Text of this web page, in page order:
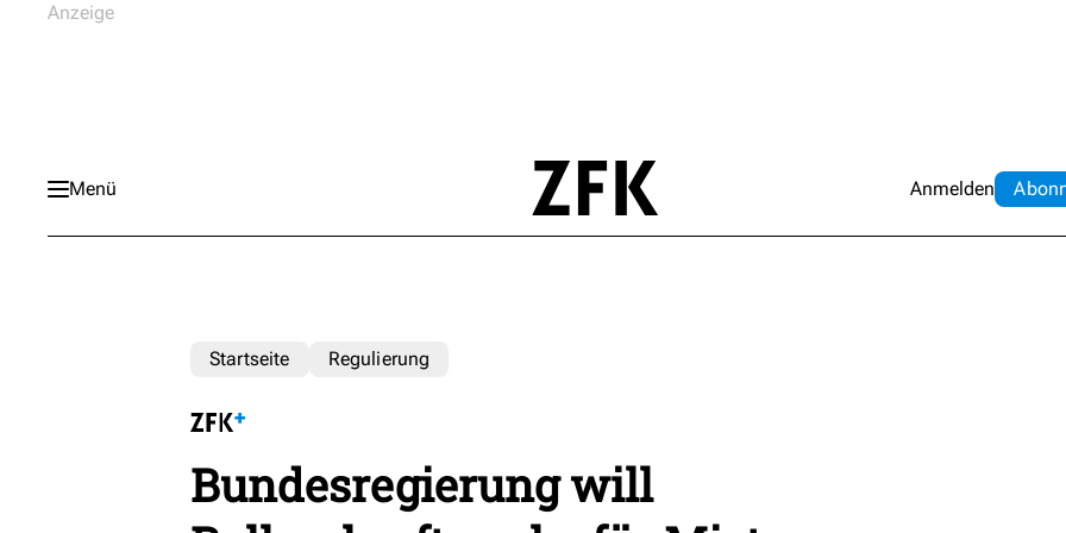
Menü Anmelden Abo
Startseite Regulierung
Bundesregierung will